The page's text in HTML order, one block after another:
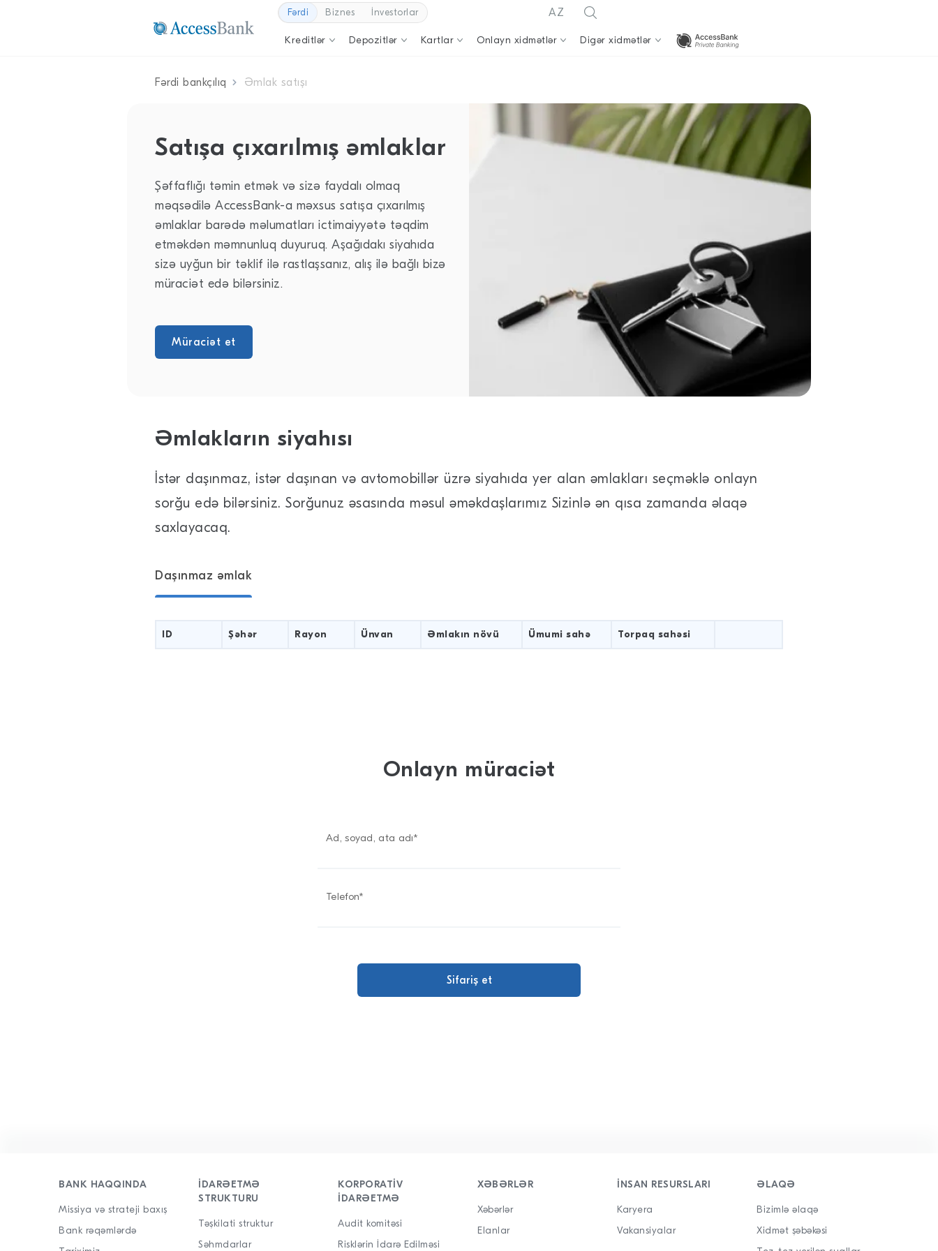
Fərdi Biznes İnvestorlar AZ
Kreditlər Depozitlər Kartlar Onlayn xidmətlər Digər xidmətlər
Fərdi bankçılıq Əmlak satışı
Satışa çıxarılmış əmlaklar
Şəffaflığı təmin etmək və sizə faydalı olmaq
məqsədilə AccessBank-a məxsus satışa çıxarılmış
əmlaklar barədə məlumatları ictimaiyyətə təqdim
etməkdən məmnunluq duyuruq. Aşağıdakı siyahıda
sizə uyğun bir təklif ilə rastlaşsanız, alış ilə bağlı bizə
müraciət edə bilərsiniz.
Müraciət et
Əmlakların siyahısı
İstər daşınmaz, istər daşınan və avtomobillər üzrə siyahıda yer alan əmlakları seçməklə onlayn
sorğu edə bilərsiniz. Sorğunuz əsasında məsul əməkdaşlarımız Sizinlə ən qısa zamanda əlaqə
saxlayacaq.
Daşınmaz əmlak
ID Şəhər Rayon Ünvan Əmlakın növü Ümumi sahə Torpaq sahəsi
Onlayn müraciət
Ad, soyad, ata adı*
Telefon*
BANK HAQQINDA
Missiya və strateji baxış
Bank rəqəmlərdə
İDARƏETMƏ
STRUKTURU
Təşkilati struktur
Səhmdarlar
KORPORATIV
IDARƏETMƏ
Audit komitəsi
Risklərin İdarə Edilməsi
XƏBƏRLƏR
Xəbərlər
Elanlar
İNSAN RESURSLARI
Karyera
Vakansiyalar
ƏLAQƏ
Bizimlə əlaqə
Xidmət şəbəkəsi